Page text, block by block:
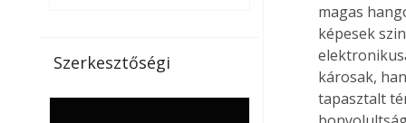
paradicsomot sokszor
gazdasági érettségben, azaz
Szerkesztőségi
magas
képesek
károsak,
tapasztalt